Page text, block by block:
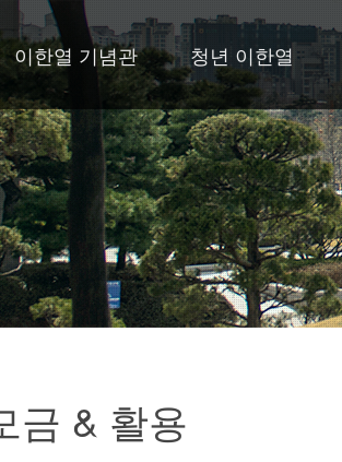
이한열 기념관 청년 이한열
금 & 활용